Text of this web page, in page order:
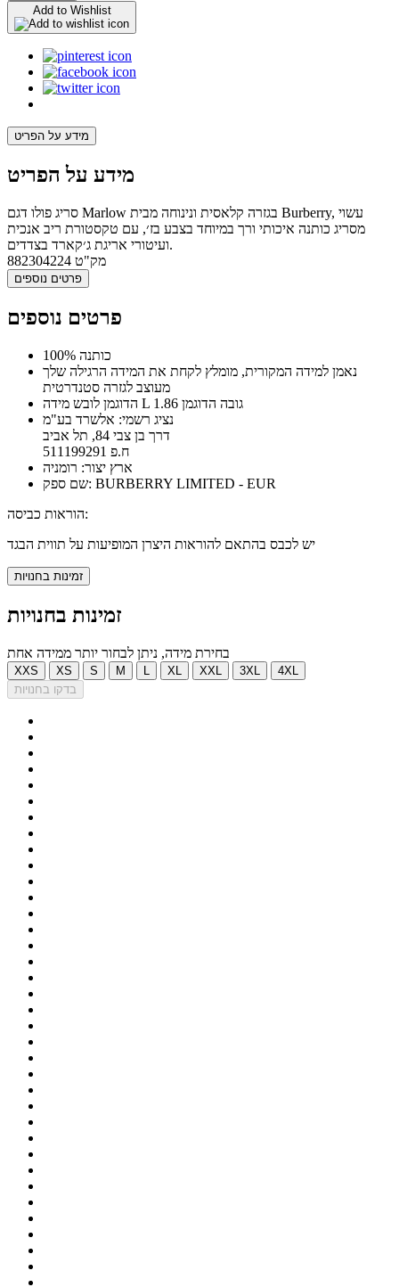
Add to Wishlist
מידע על הפריט
מידע על הפריט
סריג פולו דגם Marlow בגזרה קלאסית ונינוחה מבית Burberry, עשוי
מסריג כותנה איכותי ורך במיוחד בצבע בז׳, עם טקסטורת ריב אנכית
ועיטורי אריגת ג׳קארד בצדדים.
מק"ט 882304224
פרטים נוספים
פרטים נוספים
100% כותנה
נאמן למידה המקורית, מומלץ לקחת את המידה הרגילה שלך
מעוצב לגזרה סטנדרטית
הדוגמן לובש מידה L גובה הדוגמן 1.86
נציג רשמי: אלשרד בע"מ
דרך בן צבי 84, תל אביב
ח.פ 511199291
ארץ יצור: רומניה
שם ספק: BURBERRY LIMITED - EUR
הוראות כביסה:
יש לכבס בהתאם להוראות היצרן המופיעות על תווית הבגד
זמינות בחנויות
זמינות בחנויות
בחירת מידה, ניתן לבחור יותר ממידה אחת
XXS XS S M XL XXL 3XL
4XL
בדקו בחנויות